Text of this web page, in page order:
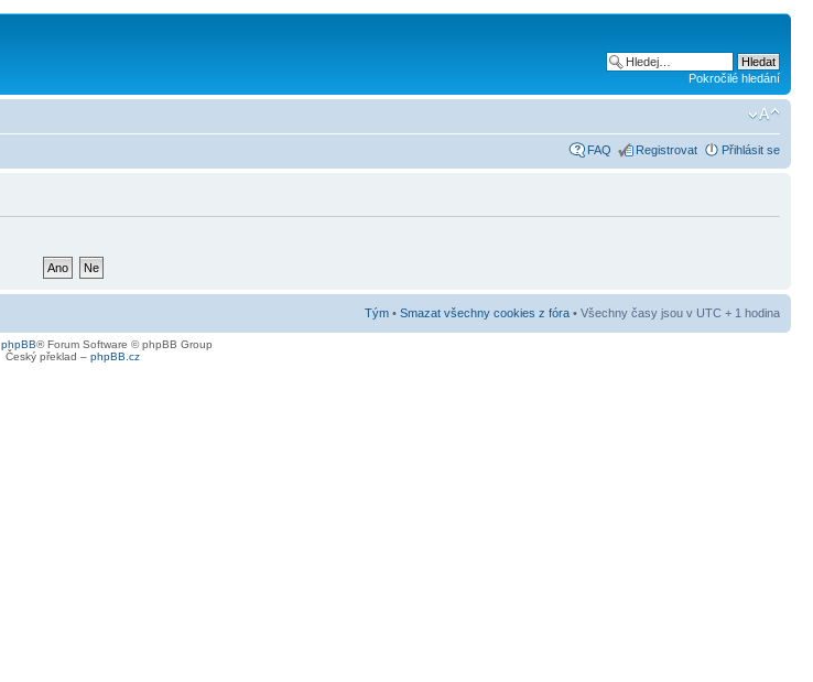
Pokročilé hledání
FAQ Registrovat Přihlásit se
Tým • Smazat všechny cookies z fóra • Všechny časy jsou v UTC + 1 hodina
phpBB® Forum Software © phpBB Group
Český překlad – phpBB.cz